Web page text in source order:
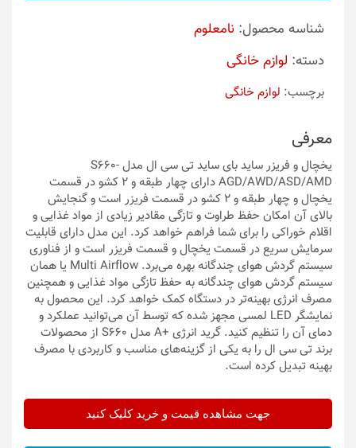
شناسه محصول: نامعلوم
دسته: لوازم خانگی
برچسب: لوازم خانگی
معرفی
یخچال و فریزر ساید بای ساید تی سی ال مدل S660-
AGD/AWD/ASD/AMD دارای چهار طبقه و 2 کشو در قسمت
یخچال و چهار طبقه و 2 کشو در قسمت فریزر است و گنجایش
بالای آن امکان حفظ طراوت و تازگی مقادیر زیادی از مواد غذایی و
اقلام خوراکی را برای شما فراهم خواهد کرد. این مدل دارای قابلیت
سرمایش سریع در قسمت یخچال و قسمت فریزر است و از فناوری
سیستم گردش هوای چندگانه بهره می‌برد. Multi Airflow یا همان
سیستم گردش هوای چندگانه به حفظ تازگی مواد غذایی و همچنین
مصرف انرژی بهینه‌تر در دستگاه کمک خواهد کرد. این محصول به
نمایشگر LED لمسی مجهز شده که توسط آن می‌توانید عملکرد و
دمای آن را تنظیم کنید. گرید انرژی +A مدل S660 از محصولات
برند تی سی ال را به یکی از گزینه‌های مناسب و کاربردی با مصرف
بهینه تبدیل کرده است.
جهت مشاهده قیمت و خرید کلیک کنید